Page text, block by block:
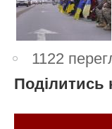
1122